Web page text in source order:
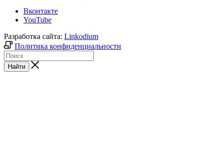
Вконтакте
YouTube
Разработка сайта: Linkodium
Политика конфиденциальности
Найти